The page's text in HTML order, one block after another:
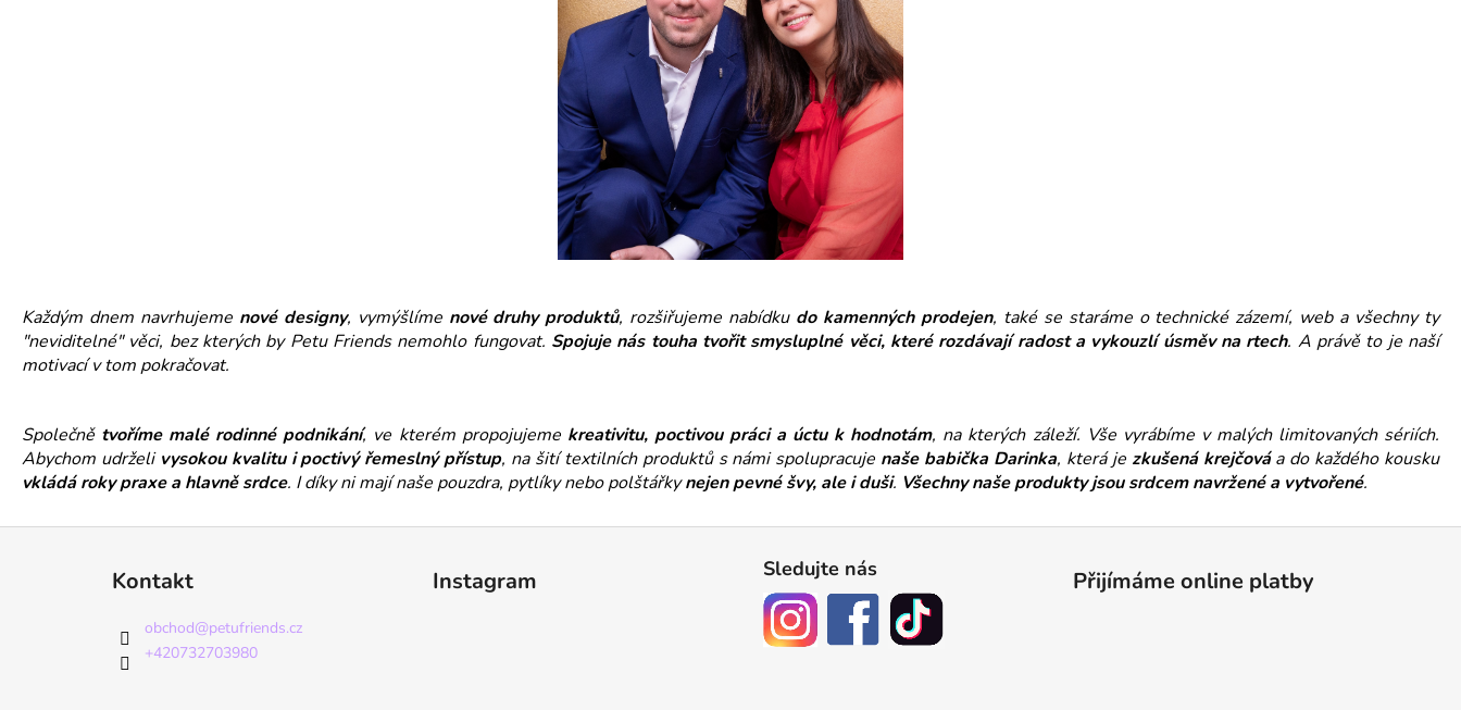
Každým dnem navrhujeme nové designy, vymýšlíme nové druhy produktů, rozšiřujeme nabídku do kamenných prodejen, také se staráme o technické zázemí, web a všechny ty
"neviditelné" věci, bez kterých by Petu Friends nemohlo fungovat. Spojuje nás touha tvořit smysluplné věci, které rozdávají radost a vykouzlí úsměv na rtech. A právě to je naší
motivací v tom pokračovat.
Společně tvoříme malé rodinné podnikání, ve kterém propojujeme kreativitu, poctivou práci a úctu k hodnotám, na kterých záleží. Vše vyrábíme v malých limitovaných sériích.
Abychom udrželi vysokou kvalitu i poctivý řemeslný přístup, na šití textilních produktů s námi spolupracuje naše babička Darinka, která je zkušená krejčováa do každého kousku
vkládá roky praxe a hlavně srdce. I díky ni mají naše pouzdra, pytlíky nebo polštářkynejen pevné švy, ale i duši. Všechny naše produkty jsou srdcem navržené a vytvořené.
Kontakt
obchod@petufriends.cz
+420732703980
Instagram Sledujte nás Přijímáme online platby